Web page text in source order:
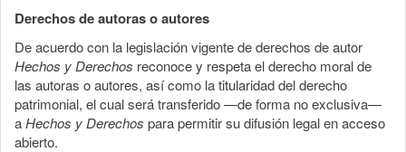
Derechos de autoras o autores
De acuerdo con la legislación vigente de derechos de autor
Hechos y Derechos reconoce y respeta el derecho moral de
las autoras o autores, así como la titularidad del derecho
patrimonial, el cual será transferido —de forma no exclusiva—
aHechos y Derechos para permitir su difusión legal en acceso
abierto.